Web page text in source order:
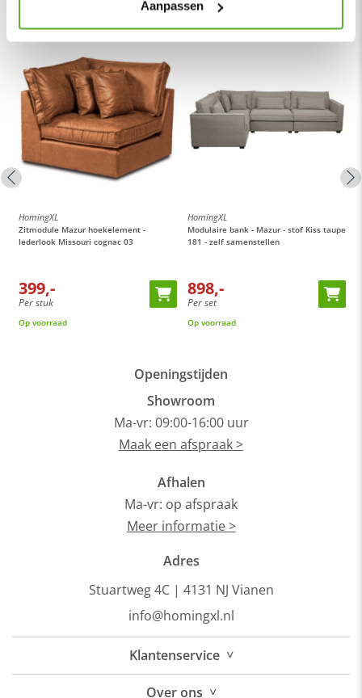
Aanpassen
HomingXL
Zitmodule Mazur hoekelement -
lederlook Missouri cognac 03
399,-
Per stuk
Op voorraad
HomingXL
Modulaire bank - Mazur - stof Kiss taupe
181 - zelf samenstellen
898,-
Per set
Op voorraad
Openingstijden
Showroom
Ma-vr: 09:00-16:00 uur
Maak een afspraak >
Afhalen
Ma-vr: op afspraak
Meer informatie >
Adres
Stuartweg 4C | 4131 NJ Vianen
info@homingxl.nl
Klantenservice ˅
Overons ˅